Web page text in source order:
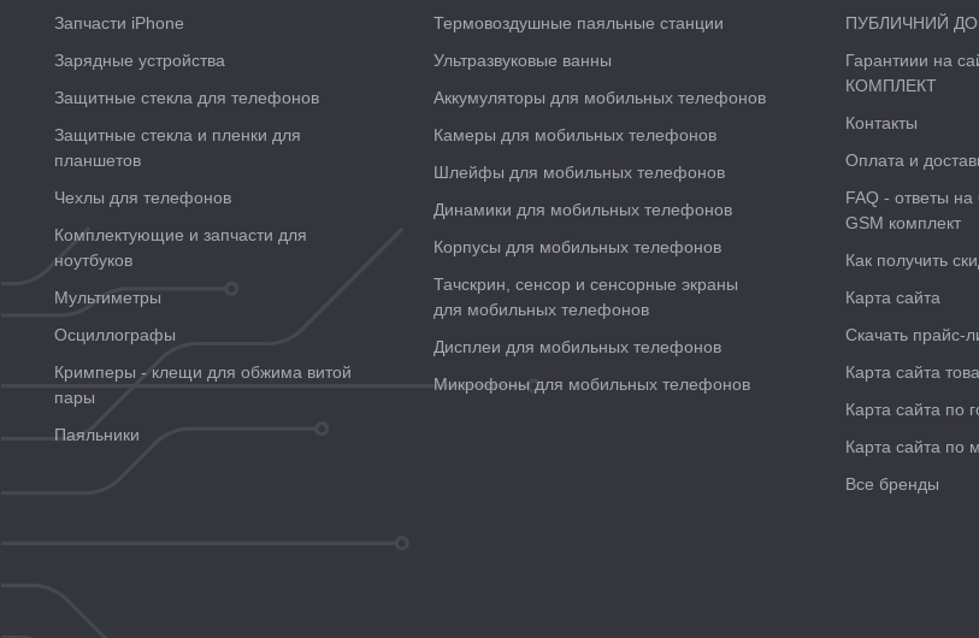
Запчасти iPhone
Зарядные устройства
Защитные стекла для телефонов
Защитные стекла и пленки для
планшетов
Чехлы для телефонов
Комплектующие и запчасти для
ноутбуков
Мультиметры
Осциллографы
Кримперы - клещи для обжима витой
пары
Паяльники
Термовоздушные паяльные станции
Ультразвуковые ванны
Аккумуляторы для мобильных телефонов
Камеры для мобильных телефонов
Шлейфы для мобильных телефонов
Динамики для мобильных телефонов
Корпусы для мобильных телефонов
Тачскрин, сенсор и сенсорные экраны
для мобильных телефонов
Дисплеи для мобильных телефонов
Микрофоны для мобильных телефонов
ПУБЛИЧНИЙ
Гарантиии на
КОМПЛЕКТ
Контакты
Оплата и
FAQ - ответы
GSM комплект
Как получить
Карта сайта
Скачать прайс-
Карта сайта
Карта сайта по
Карта сайта по
Все бренды